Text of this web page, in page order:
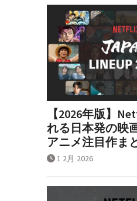
【2026年版】
れる日本発の映
アニメ注目作ま
1 2月 2026